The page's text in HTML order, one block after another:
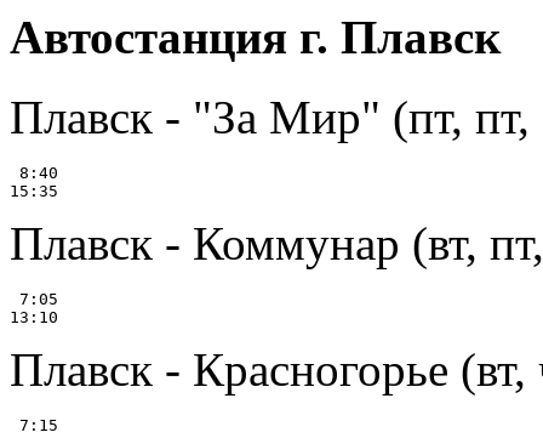
Автостанция г. Плавск
Плавск - "За Мир" (пт, пт,
8:40
Плавск - Коммунар (вт,
7:05
Плавск - Красногорье (вт,
7:15